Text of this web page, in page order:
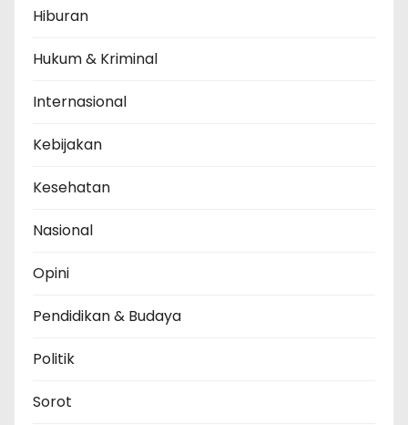
Hiburan
Hukum & Kriminal
Internasional
Kebijakan
Kesehatan
Nasional
Opini
Pendidikan & Budaya
Politik
Sorot